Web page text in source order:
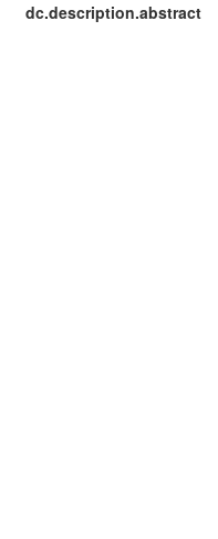
dc.description.abstract